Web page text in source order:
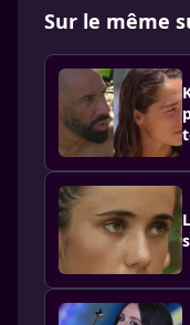
Sur le même